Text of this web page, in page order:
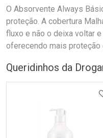
O Absorvente Always
proteção. A cobertura
fluxo e não o deixa voltar
oferecendo mais proteção
Queridinhos da